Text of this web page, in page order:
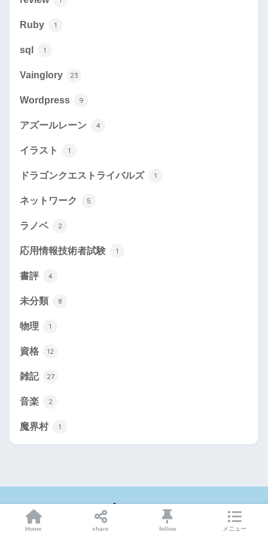
Ruby 1
sql 1
Vainglory 23
Wordpress 9
アズールレーン 4
イラスト 1
ドラゴンクエストライバルズ 1
ネットワーク 5
ラノベ 2
応用情報技術者試験 1
書評 4
未分類 8
物理 1
資格 12
雑記 27
音楽 2
魔界村 1
HOME
About Game お問い合わせ サイトマップ
Home share follow メニュー